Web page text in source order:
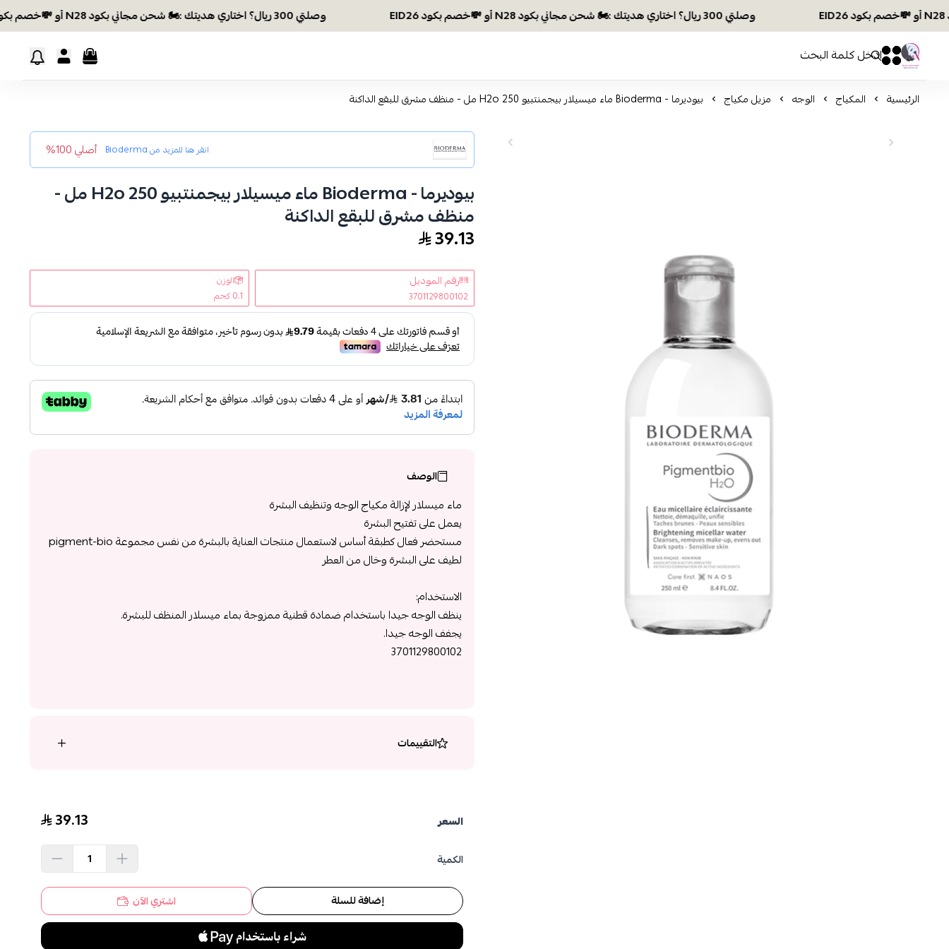
وصلتي 300 ريال؟ اختاري هديتك :🏍 شحن مجاني بكود N28 أو 💸خصم بكود EID26 وصلتي 300 ريال؟ اختاري هديتك :🏍 شحن مجاني بكود N28 أو 💸خصم بكود EID26
افكار ومخازن العناية
0 0
الرئيسية المكياج الوجه مزيل مكياج بيوديرما - Bioderma ماء ميسيلار بيجمنتبيو H2o 250 مل - منظف مشرق للبقع الداكنة
انقر هنا للمزيد منBioderma أصلي 100%
بيوديرما - Bioderma ماء ميسيلار بيجمنتبيو H2o 250 مل -
منظف مشرق للبقع الداكنة
39.13
رقم الموديل
3701129800102
الوزن
0.1 كجم
الوصف
ماء ميسلار لإزالة مكياج الوجه وتنظيف البشرة
يعمل على تفتيح البشرة
مستحضر فعال كطبقة أساس لاستعمال منتجات العناية بالبشرة من نفس مجموعة pigment-bio
لطيف على البشرة وخال من العطر
الاستخدام:
ينظف الوجه جيدا باستخدام ضمادة قطنية ممزوجة بماء ميسلار المنظف للبشرة.
يجفف الوجه جيدا.
3701129800102
التقييمات
السعر 39.13
الكمية
إضافة للسلة اشتري الآن